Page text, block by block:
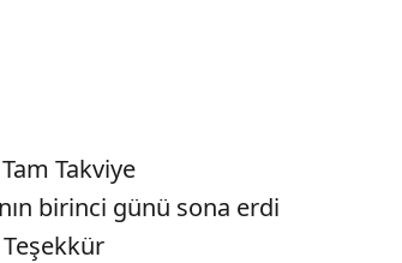
Takviye
birinci günü sona erdi